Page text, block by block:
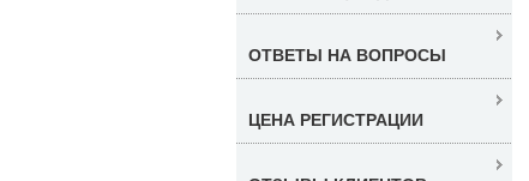
ОТВЕТЫ НА ВОПРОСЫ
ЦЕНА РЕГИСТРАЦИИ